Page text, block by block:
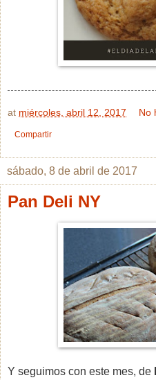
at miércoles, abril 12, 2017 No
Compartir
sábado, 8 de abril de 2017
Pan Deli NY
Y seguimos con este mes, de